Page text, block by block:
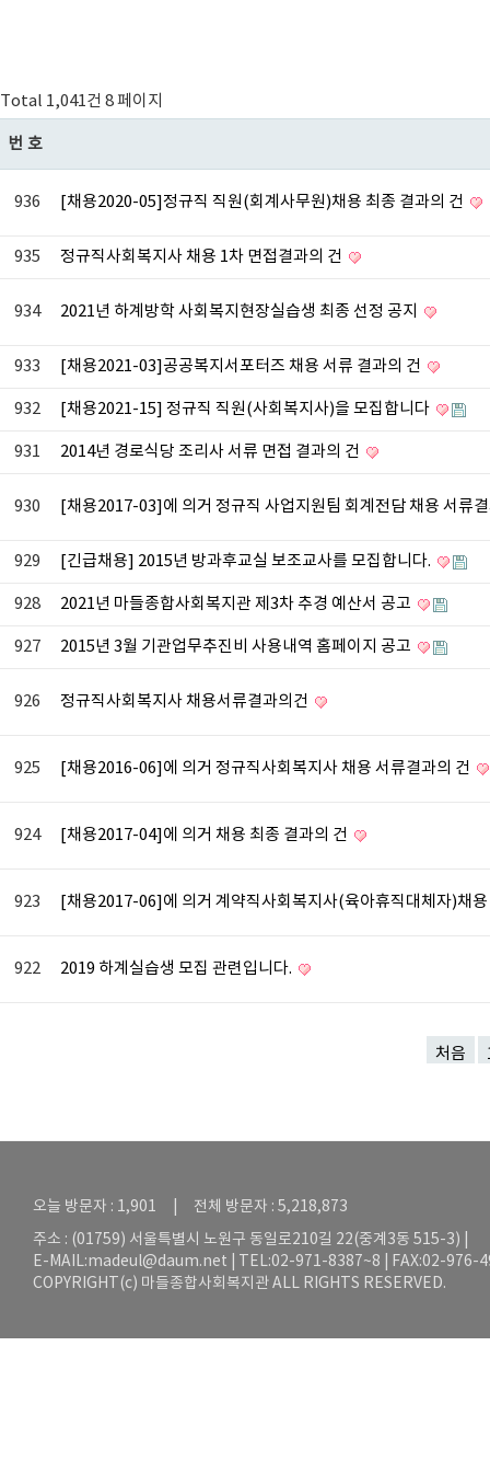
Total 1,041건 8 페이지
번호
936 [채용2020-05]정규직 직원(회계사무원)채용 최종 결과의 건
935 정규직사회복지사 채용 1차 면접결과의 건
934 2021년 하계방학 사회복지현장실습생 최종 선정 공지
933 [채용2021-03]공공복지서포터즈 채용 서류 결과의 건
932 [채용2021-15] 정규직 직원(사회복지사)을 모집합니다
931 2014년 경로식당 조리사 서류 면접 결과의 건
930 [채용2017-03]에 의거 정규직 사업지원팀 회계전담 채용 서류
929 [긴급채용] 2015년 방과후교실 보조교사를 모집합니다.
928 2021년 마들종합사회복지관 제3차 추경 예산서 공고
927 2015년 3월 기관업무추진비 사용내역 홈페이지 공고
926 정규직사회복지사 채용서류결과의건
925 [채용2016-06]에 의거 정규직사회복지사 채용 서류결과의 건
924 [채용2017-04]에 의거 채용 최종 결과의 건
923 [채용2017-06]에 의거 계약직사회복지사(육아휴직대체자)채
922 2019 하계실습생 모집 관련입니다.
처음
오늘 방문자 : 1,901 | 전체 방문자 : 5,218,873
주소 : (01759) 서울특별시 노원구 동일로210길 22(중계3동 515-3) |
E-MAIL:madeul@daum.net | TEL:02-971-8387~8 | FAX:02-976-
COPYRIGHT(c) 마들종합사회복지관 ALL RIGHTS RESERVED.